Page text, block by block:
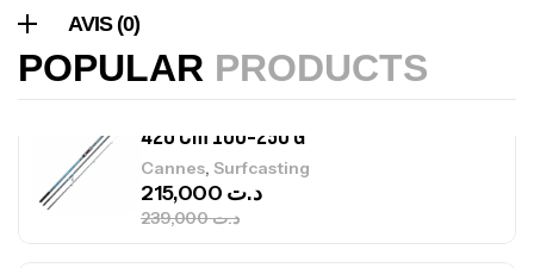
AVIS (0)
POPULAR PRODUCTS
Accastillage bateau
د.ت367,000
420 Cm 100-250 G
Cannes, Surfcasting
د.ت239,000
د.ت